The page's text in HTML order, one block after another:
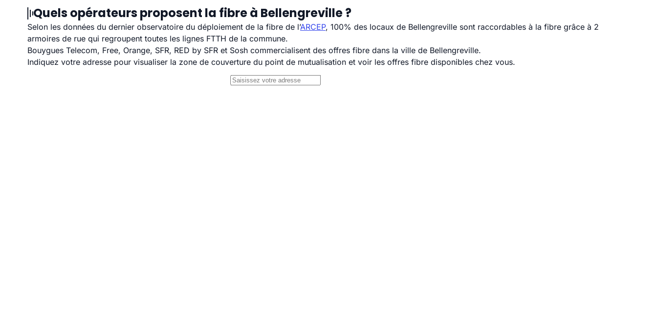
Quels opérateurs proposent la fibre à Bellengreville ?
Selon les données du dernier observatoire du déploiement de la fibre de l’ARCEP, 100% des locaux de Bellengreville sont raccordables à la fibre grâce à 2
armoires de rue qui regroupent toutes les lignes FTTH de la commune.
Bouygues Telecom, Free, Orange, SFR, RED by SFR et Sosh commercialisent des offres fibre dans la ville de Bellengreville.
Indiquez votre adresse pour visualiser la zone de couverture du point de mutualisation et voir les offres fibre disponibles chez vous.